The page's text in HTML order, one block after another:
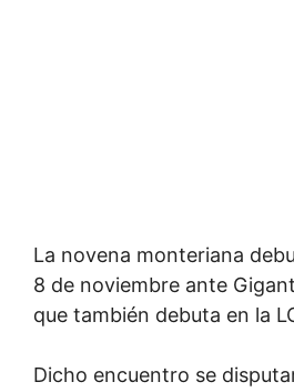
La novena monteriana
8 de noviembre ante
que también debuta en la
Dicho encuentro se